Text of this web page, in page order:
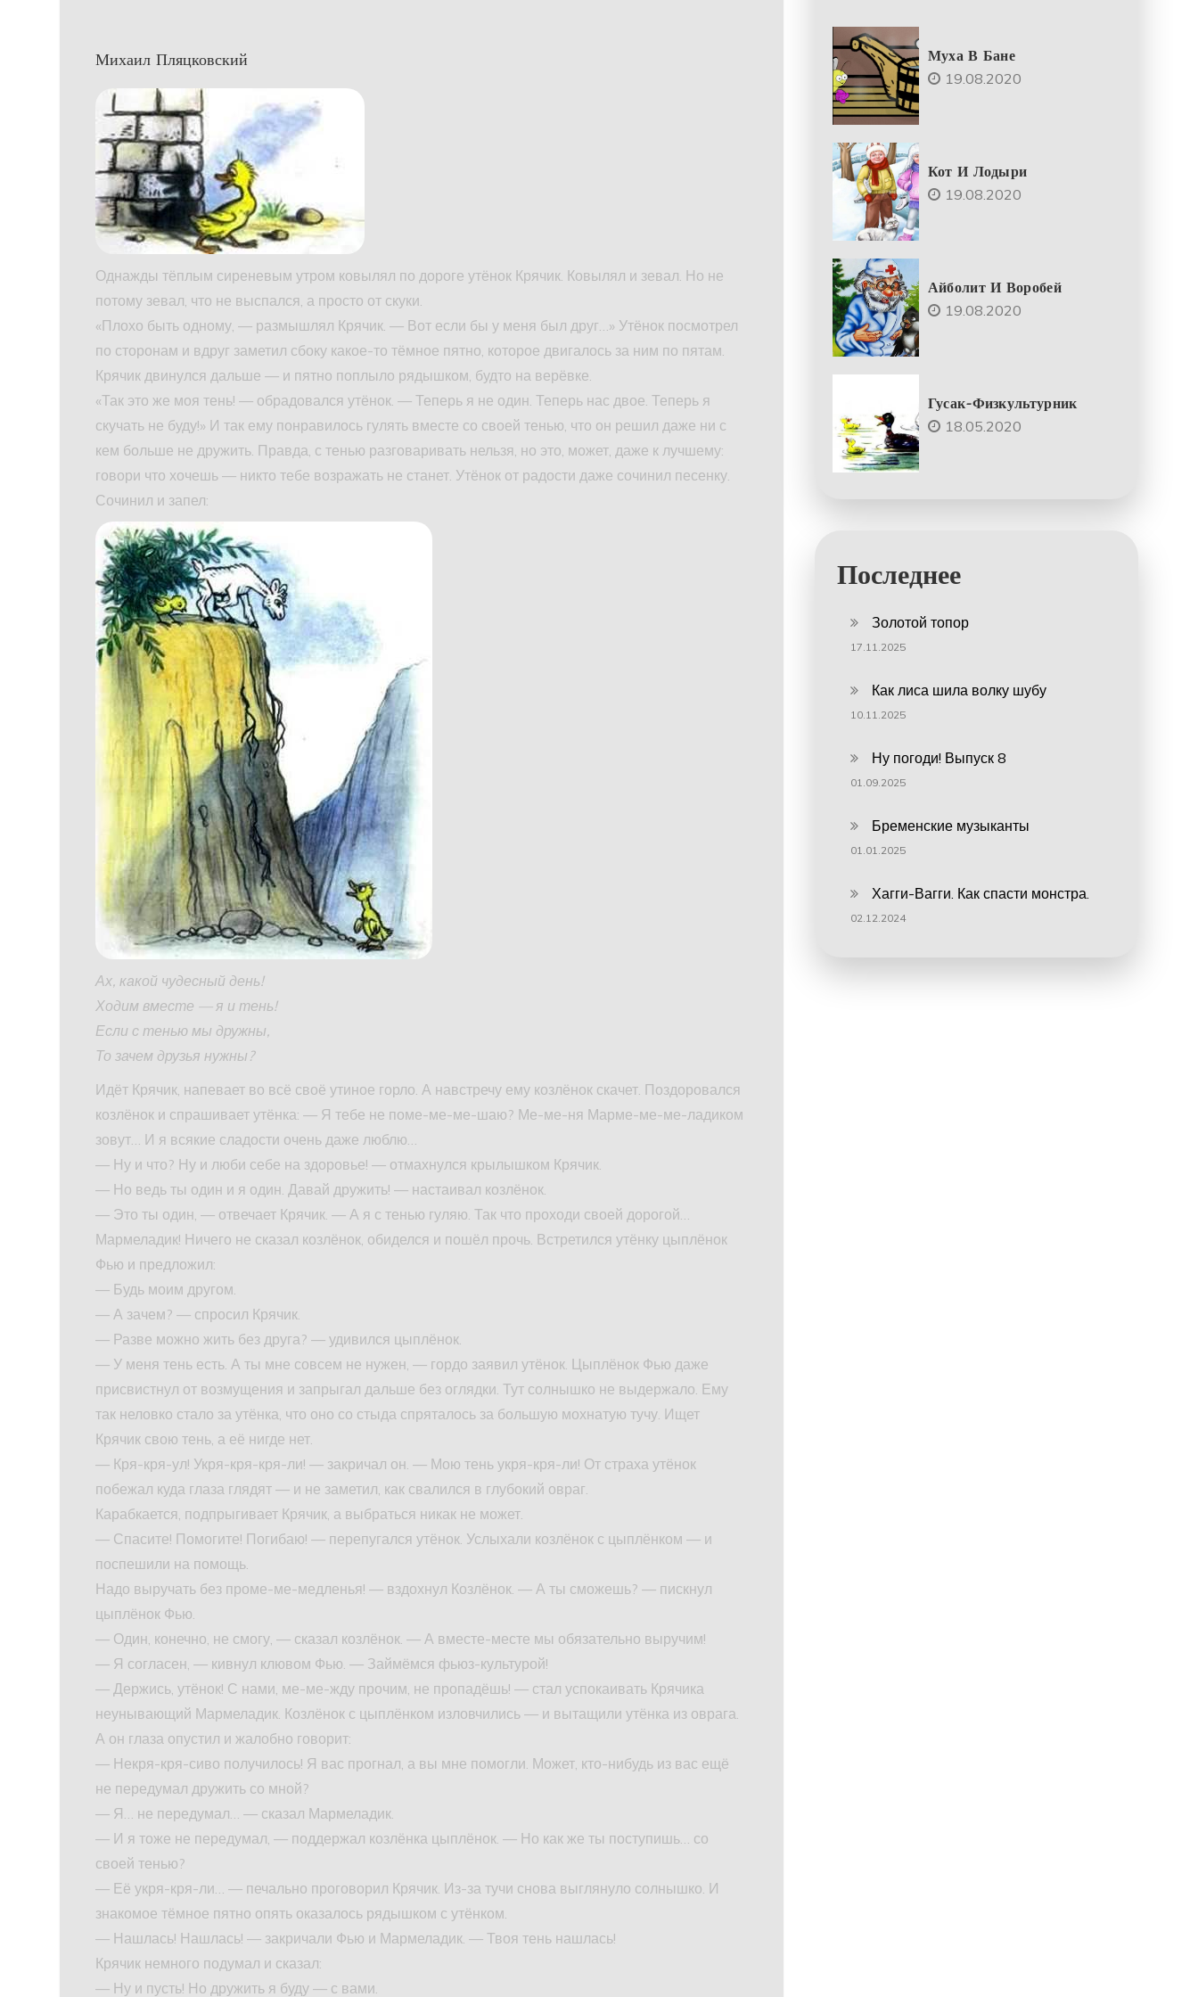
Михаил Пляцковский
Однажды тёплым сиреневым утром ковылял по дороге утёнок Крячик. Ковылял и зевал. Но не
потому зевал, что не выспался, а просто от скуки.
«Плохо быть одному, — размышлял Крячик. — Вот если бы у меня был друг…» Утёнок посмотрел
по сторонам и вдруг заметил сбоку какое-то тёмное пятно, которое двигалось за ним по пятам.
Крячик двинулся дальше — и пятно поплыло рядышком, будто на верёвке.
«Так это же моя тень! — обрадовался утёнок. — Теперь я не один. Теперь нас двое. Теперь я
скучать не буду!» И так ему понравилось гулять вместе со своей тенью, что он решил даже ни с
кем больше не дружить. Правда, с тенью разговаривать нельзя, но это, может, даже к лучшему:
говори что хочешь — никто тебе возражать не станет. Утёнок от радости даже сочинил песенку.
Сочинил и запел:
Ах, какой чудесный день!
Ходим вместе — я и тень!
Если с тенью мы дружны,
То зачем друзья нужны?
Идёт Крячик, напевает во всё своё утиное горло. А навстречу ему козлёнок скачет. Поздоровался
козлёнок и спрашивает утёнка: — Я тебе не поме-ме-ме-шаю? Ме-ме-ня Марме-ме-ме-ладиком
зовут… И я всякие сладости очень даже люблю…
— Ну и что? Ну и люби себе на здоровье! — отмахнулся крылышком Крячик.
— Но ведь ты один и я один. Давай дружить! — настаивал козлёнок.
— Это ты один, — отвечает Крячик. — А я с тенью гуляю. Так что проходи своей дорогой…
Мармеладик! Ничего не сказал козлёнок, обиделся и пошёл прочь. Встретился утёнку цыплёнок
Фью и предложил:
— Будь моим другом.
— А зачем? — спросил Крячик.
— Разве можно жить без друга? — удивился цыплёнок.
— У меня тень есть. А ты мне совсем не нужен, — гордо заявил утёнок. Цыплёнок Фью даже
присвистнул от возмущения и запрыгал дальше без оглядки. Тут солнышко не выдержало. Ему
так неловко стало за утёнка, что оно со стыда спряталось за большую мохнатую тучу. Ищет
Крячик свою тень, а её нигде нет.
— Кря-кря-ул! Укря-кря-кря-ли! — закричал он. — Мою тень укря-кря-ли! От страха утёнок
побежал куда глаза глядят — и не заметил, как свалился в глубокий овраг.
Карабкается, подпрыгивает Крячик, а выбраться никак не может.
— Спасите! Помогите! Погибаю! — перепугался утёнок. Услыхали козлёнок с цыплёнком — и
поспешили на помощь.
Надо выручать без проме-ме-медленья! — вздохнул Козлёнок. — А ты сможешь? — пискнул
цыплёнок Фью.
— Один, конечно, не смогу, — сказал козлёнок. — А вместе-месте мы обязательно выручим!
— Я согласен, — кивнул клювом Фью. — Займёмся фьюз-культурой!
— Держись, утёнок! С нами, ме-ме-жду прочим, не пропадёшь! — стал успокаивать Крячика
неунывающий Мармеладик. Козлёнок с цыплёнком изловчились — и вытащили утёнка из оврага.
А он глаза опустил и жалобно говорит:
— Некря-кря-сиво получилось! Я вас прогнал, а вы мне помогли. Может, кто-нибудь из вас ещё
не передумал дружить со мной?
— Я… не передумал… — сказал Мармеладик.
— И я тоже не передумал, — поддержал козлёнка цыплёнок. — Но как же ты поступишь… со
своей тенью?
— Её укря-кря-ли… — печально проговорил Крячик. Из-за тучи снова выглянуло солнышко. И
знакомое тёмное пятно опять оказалось рядышком с утёнком.
— Нашлась! Нашлась! — закричали Фью и Мармеладик. — Твоя тень нашлась!
Крячик немного подумал и сказал:
— Ну и пусть! Но дружить я буду — с вами.
Муха В Бане
19.08.2020
Кот И Лодыри
19.08.2020
Айболит И Воробей
19.08.2020
Гусак-Физкультурник
18.05.2020
Последнее
Золотой топор
17.11.2025
Как лиса шила волку шубу
10.11.2025
Ну погоди! Выпуск 8
01.09.2025
Бременские музыканты
01.01.2025
Хагги-Вагги. Как спасти монстра.
02.12.2024